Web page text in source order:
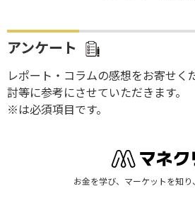
アンケート
レポート・コラムの感想をお寄せく
討等に参考にさせていただきます。
※は必須項目です。
お金を学び、マーケットを知り